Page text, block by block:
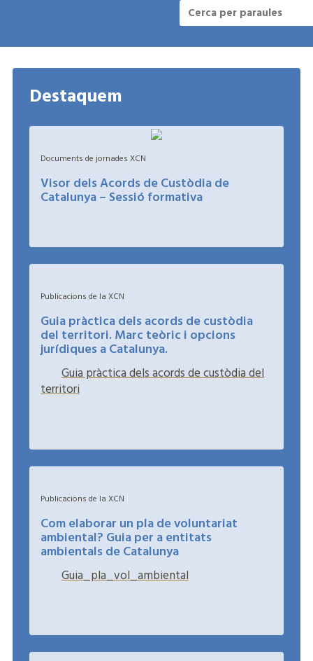
Destaquem
Documents de jornades XCN
Visor dels Acords de Custòdia de
Catalunya – Sessió formativa
Publicacions de la XCN
Guia pràctica dels acords de custòdia
del territori. Marc teòric i opcions
jurídiques a Catalunya.
Guia pràctica dels acords de custòdia del
territori
Publicacions de la XCN
Com elaborar un pla de voluntariat
ambiental? Guia per a entitats
ambientals de Catalunya
Guia_pla_vol_ambiental